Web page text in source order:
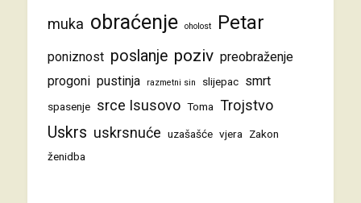
muka obraćenje oholost Petar
poniznost poslanje poziv preobraženje
progoni pustinja razmetni sin slijepac smrt
spasenje srce Isusovo Toma Trojstvo
Uskrs uskrsnuće uzašašće vjera Zakon
ženidba